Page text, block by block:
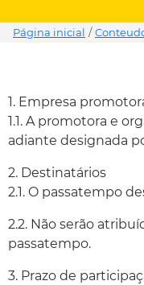
Página inicial /
1. Empresa
1.1. A promotora e
adiante designada
2. Destinatários
2.1. O passatempo
2.2. Não serão
passatempo.
3. Prazo de